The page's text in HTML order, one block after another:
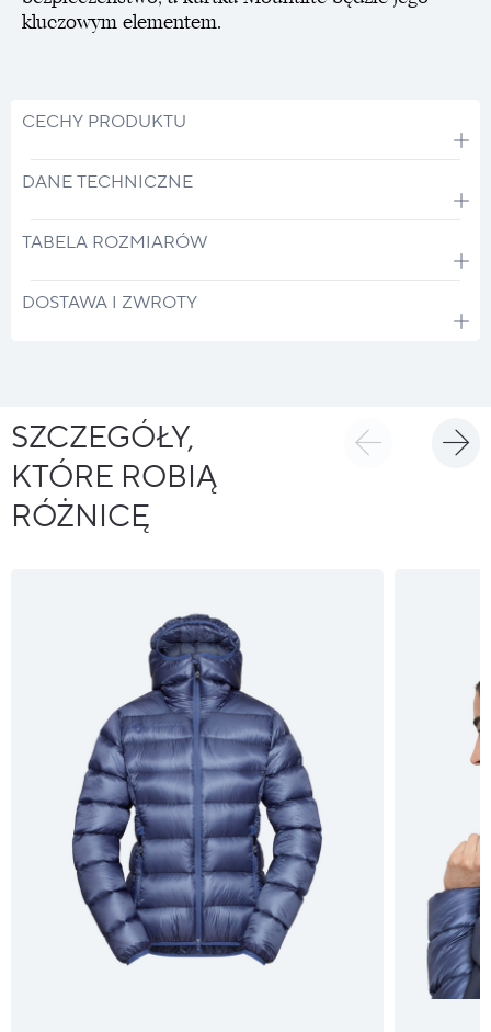
kluczowym elementem.
CECHY PRODUKTU
DANE TECHNICZNE
TABELA ROZMIARÓW
DOSTAWA I ZWROTY
SZCZEGÓŁY,
KTÓRE ROBIĄ
RÓŻNICĘ